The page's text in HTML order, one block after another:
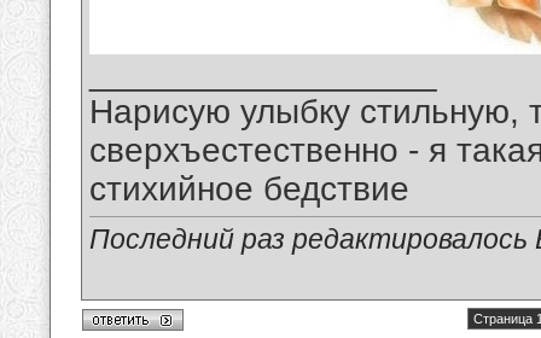
Нарисую улыбку стильную,
сверхъестественно - я
стихийное бедствие
Последний раз
Страница